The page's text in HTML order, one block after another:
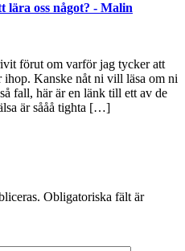
lära oss något? - Malin
förut om varför jag tycker att
ihop. Kanske nåt ni vill läsa om ni
fall, här är en länk till ett av de
är sååå tighta […]
Obligatoriska fält är